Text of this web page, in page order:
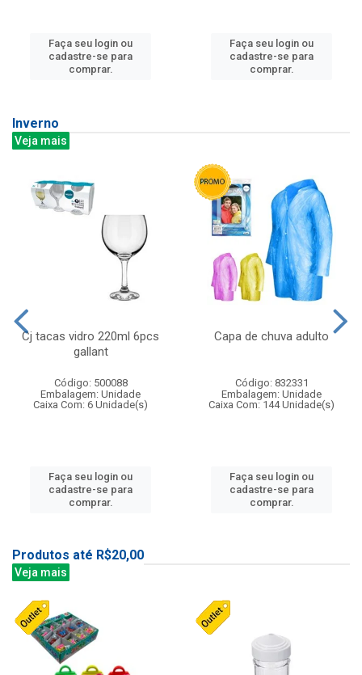
Faça seu login ou
cadastre-se para
comprar.
Faça seu login ou
cadastre-se para
comprar.
Inverno
Veja mais
Cj tacas vidro 220ml 6pcs
gallant
Código: 500088
Embalagem: Unidade
Caixa Com: 6 Unidade(s)
Faça seu login ou
cadastre-se para
comprar.
Capa de chuva adulto
Código: 832331
Embalagem: Unidade
Caixa Com: 144 Unidade(s)
Faça seu login ou
cadastre-se para
comprar.
Produtos até R$20,00
Veja mais